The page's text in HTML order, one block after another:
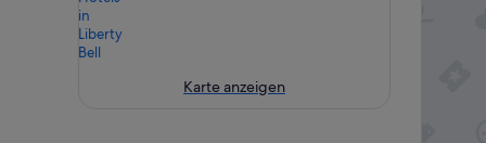
Karte anzeigen